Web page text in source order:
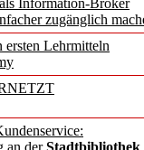
Information-Broker
zugänglich
Lehrmitteln
an derStadtbibliothek
in